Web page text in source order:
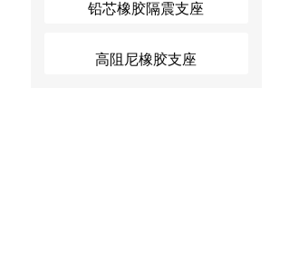
铅芯橡胶隔震支座
高阻尼橡胶支座